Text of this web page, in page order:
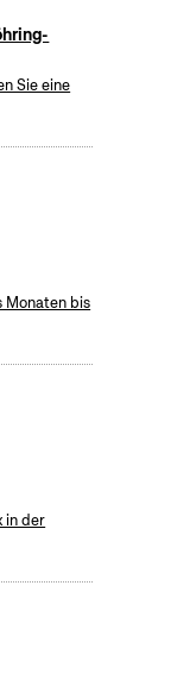
Sie eine
Monaten bis
in der